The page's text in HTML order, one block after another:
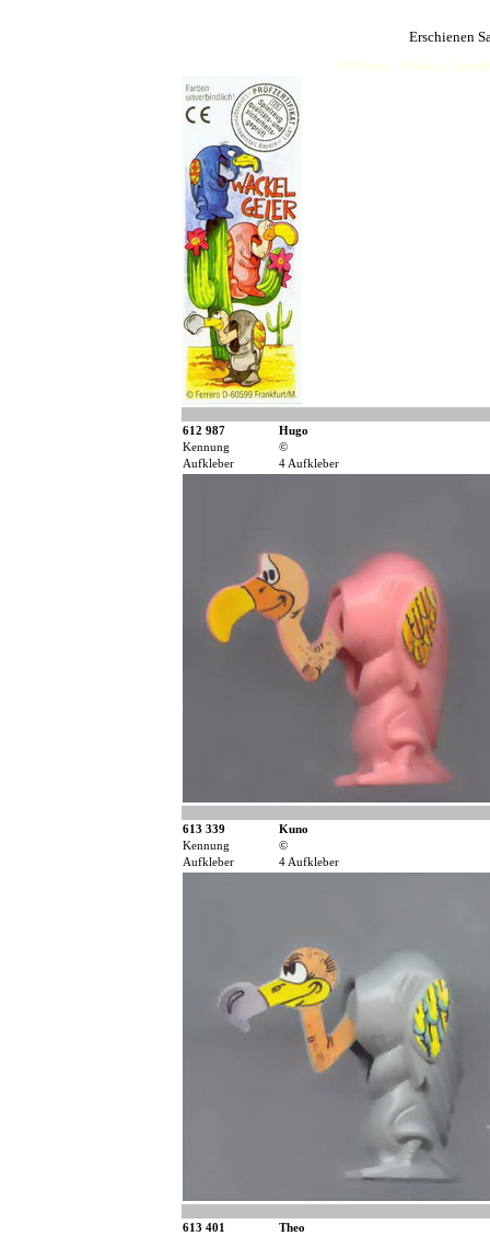
Erschienen
HJFHenze - Helmut´s
612 987
Hugo
Kennung
©
Aufkleber
4 Aufkleber
613 339
Kuno
Kennung
©
Aufkleber
4 Aufkleber
613 401
Theo